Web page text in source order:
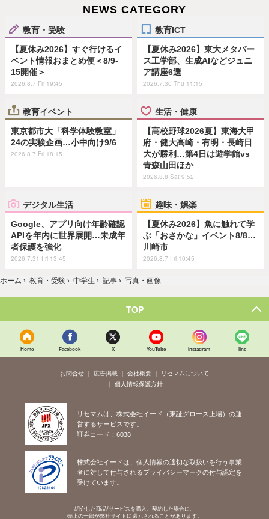
NEWS CATEGORY
教育・受験
【夏休み2026】すぐ行けるイ
ベント情報おまとめ便＜8/9-
15開催＞
2026.8.7 Fri 19:45
教育ICT
【夏休み2026】東大メタバー
ス工学部、生成AIなどジュニ
ア講座6選
2026.7.30 Thu 11:15
教育イベント
東京都市大「科学体験教室」
24の実験企画…小中向け9/6
2026.8.7 Fri 18:15
生活・健康
【高校野球2026夏】東海大甲
府・健大高崎・有明・長崎日
大が勝利…第4日は遊学館vs
青森山田ほか
2026.8.8 Sat 9:52
デジタル生活
Google、アプリ向け年齢確認
APIを年内に世界展開…未成年
者保護を強化
2026.7.31 Fri 13:45
趣味・娯楽
【夏休み2026】魚に触れて学
ぶ「おさかな」イベント8/8…
川崎市
2026.8.7 Fri 10:45
ホーム › 教育・受験 › 中学生 › 記事 › 写真・画像
TOP
Home Facebook X YouTube Instagram line
お問合せ 広告掲載 会社概要
リセマムについて
個人情報保護方針
リセマムは、株式会社イード（東証グロース上場）の運
営するサービスです。
証券コード：6038
株式会社イードは、個人情報の適切な取扱いを行う事業
者に対して付与されるプライバシーマークの付与認定を
受けています。
紹介した商品/サービスを購入、契約した場合に、
売上の一部が弊社サイトに還元されることがあります。